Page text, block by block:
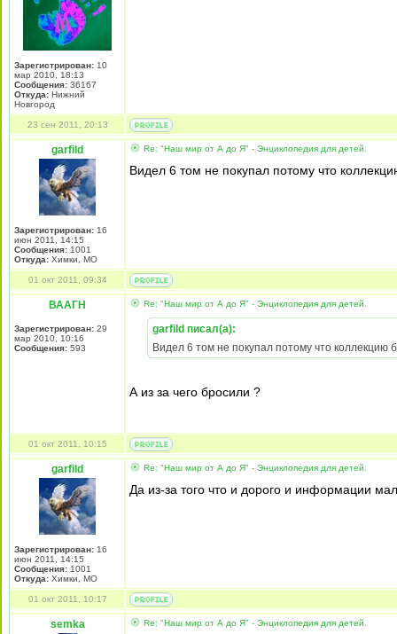
Зарегистрирован: 10
мар 2010, 18:13
Сообщения: 36167
Откуда: Нижний
Новгород
23 сен 2011, 20:13
garfild
Зарегистрирован: 16
июн 2011, 14:15
Сообщения: 1001
Откуда: Химки, МО
Re: "Наш мир от А до Я" - Энциклопедия для детей.
Видел 6 том не покупал потому что
01 окт 2011, 09:34
ВААГН
Зарегистрирован: 29
мар 2010, 10:16
Сообщения: 593
Re: "Наш мир от А до Я" - Энциклопедия для детей.
garfild писал(а):
Видел 6 том не покупал потому что коллекцию
А из за чего бросили ?
01 окт 2011, 10:15
garfild
Зарегистрирован: 16
июн 2011, 14:15
Сообщения: 1001
Откуда: Химки, МО
Re: "Наш мир от А до Я" - Энциклопедия для детей.
Да из-за того что и дорого и информации
01 окт 2011, 10:17
semka Re: "Наш мир от А до Я" - Энциклопедия для детей.